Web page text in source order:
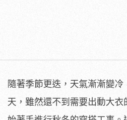
隨著季節更迭，天氣漸漸變
天，雖然還不到需要出動大衣